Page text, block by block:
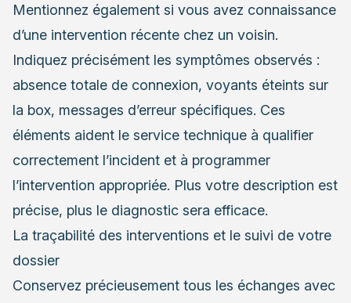
Mentionnez également si vous avez connaissance
d’une intervention récente chez un voisin.
Indiquez précisément les symptômes observés :
absence totale de connexion, voyants éteints sur
la box, messages d’erreur spécifiques. Ces
éléments aident le service technique à qualifier
correctement l’incident et à programmer
l’intervention appropriée. Plus votre description est
précise, plus le diagnostic sera efficace.
La traçabilité des interventions et le suivi de votre
dossier
Conservez précieusement tous les échanges avec